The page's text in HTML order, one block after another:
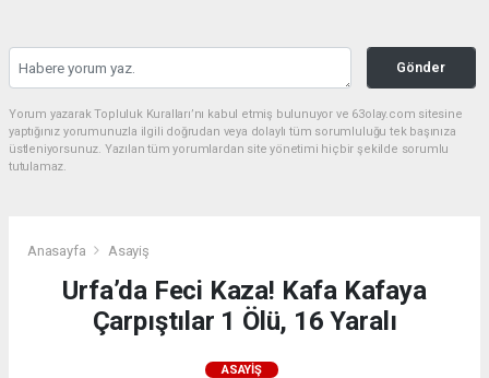
Gönder
Yorum yazarak Topluluk Kuralları’nı kabul etmiş bulunuyor ve 63olay.com sitesine
yaptığınız yorumunuzla ilgili doğrudan veya dolaylı tüm sorumluluğu tek başınıza
üstleniyorsunuz. Yazılan tüm yorumlardan site yönetimi hiçbir şekilde sorumlu
tutulamaz.
Anasayfa Asayiş
Urfa’da Feci Kaza! Kafa Kafaya
Çarpıştılar 1 Ölü, 16 Yaralı
ASAYIŞ